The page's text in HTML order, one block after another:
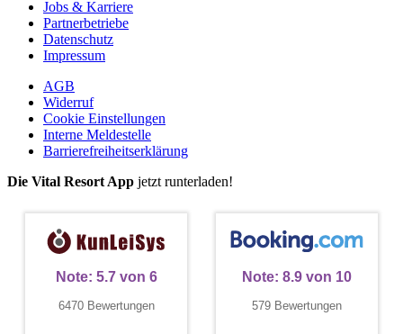
Jobs & Karriere
Partnerbetriebe
Datenschutz
Impressum
AGB
Widerruf
Cookie Einstellungen
Interne Meldestelle
Barrierefreiheitserklärung
Die Vital Resort App jetzt runterladen!
Note: 5.7 von 6
6470 Bewertungen
Note: 8.9 von 10
579 Bewertungen